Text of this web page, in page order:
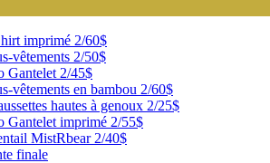
imprimé 2/60$
vêtements 2/50$
Gantelet 2/45$
vêtements en bambou 2/60$
hautes à genoux 2/25$
Gantelet imprimé 2/55$
MistRbear 2/40$
finale